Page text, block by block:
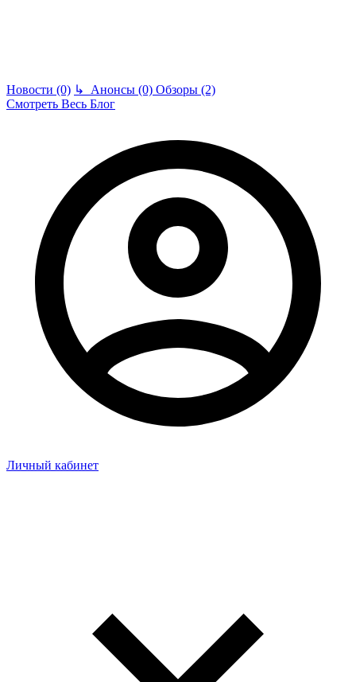
Новости (0) ↳ Анонсы (0) Обзоры (2)
Смотреть Весь Блог
Личный кабинет